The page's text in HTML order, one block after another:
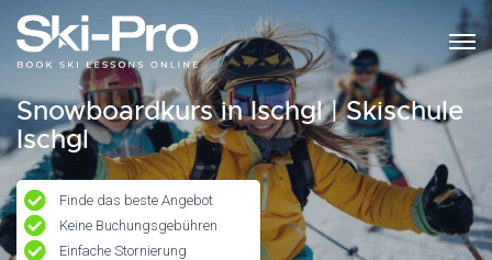
Snowboardkurs in Ischgl | Skischule
Ischgl
Finde das beste Angebot
Keine Buchungsgebühren
Einfache Stornierung